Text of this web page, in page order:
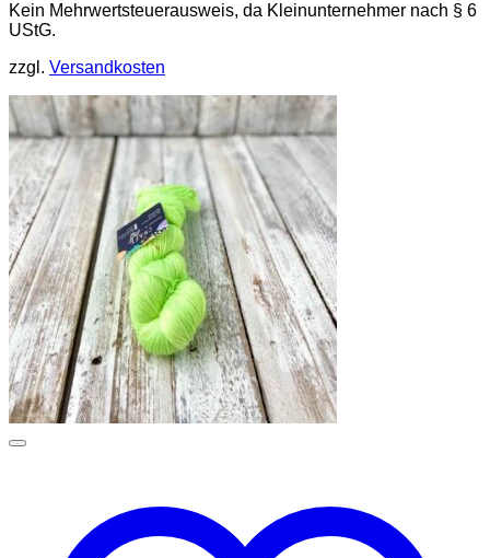
Kein Mehrwertsteuerausweis, da Kleinunternehmer nach § 6
UStG.
zzgl. Versandkosten